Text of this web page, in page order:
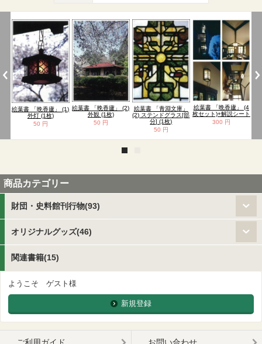
絵葉書 「晩香廬」 (1)
外灯 (1枚)
50 円
絵葉書 「晩香廬」 (2)
外観 (1枚)
50 円
絵葉書 「青淵文庫」
(2) ステンドグラス[部
分] (1枚)
50 円
絵葉書 「晩香廬」 (4
枚セット)+解説シート
300 円
商品カテゴリー
財団・史料館刊行物(93)
オリジナルグッズ(46)
関連書籍(15)
ようこそ ゲスト様
新規登録
ご利用ガイド お問い合わせ